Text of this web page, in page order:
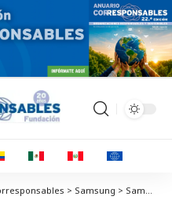
Corresponsables > Organizaciones Corresponsables > Samsung > Samsung y el Comité Paralímpico Español se unen para fortalecer el servicio de ‘Psicología y Bienestar’ del equipo paralímpico español